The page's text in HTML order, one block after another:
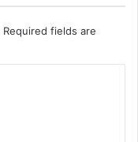
Required fields are